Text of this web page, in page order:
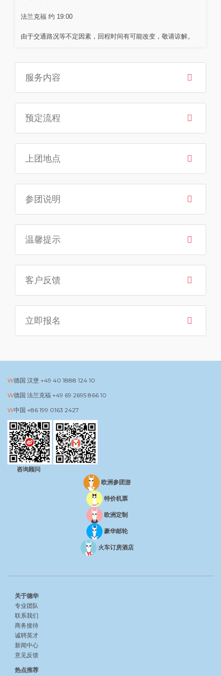
法兰克福 约 19:00
由于交通路况等不定因素，回程时间有可能改变，敬请谅解。
服务内容
预定流程
上团地点
参团说明
温馨提示
客户反馈
立即报名
德国 汉堡 +49 40 1888 124 10
德国 法兰克福 +49 69 2695 866 10
中国 +86 199 0163 2427
咨询顾问
欧洲参团游
特价机票
欧洲定制
豪华邮轮
火车订房酒店
关于德华
专业团队
联系我们
商务接待
诚聘英才
新闻中心
意见反馈
热点推荐